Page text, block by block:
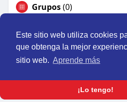
Este sitio web utiliza cookies
que obtenga la mejor
sitio web. Aprende más
¡Lo tengo!
Grupos(0)
© 2026 Perú
Inicio
Nosotros Contacto